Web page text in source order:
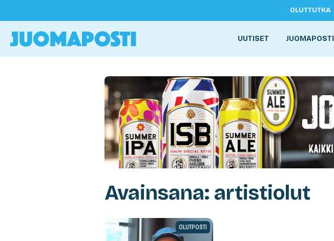
OLUTTUTKA
UUTISET JUOMAPOSTI
Avainsana: artistiolut
OLUTPOSTI